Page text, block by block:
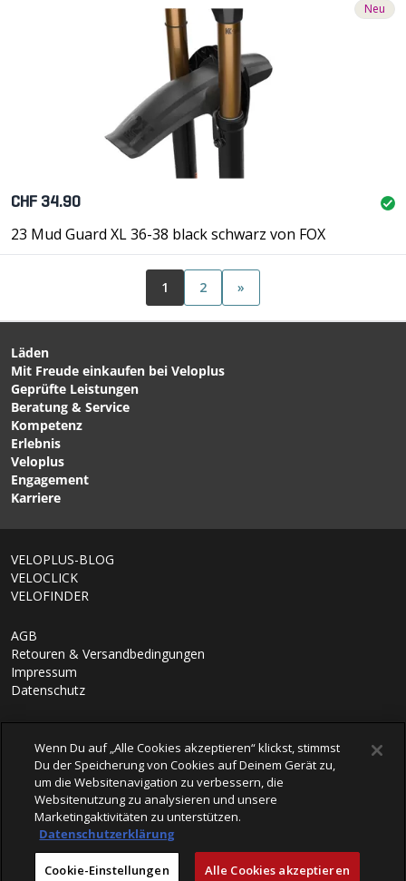
Neu
CHF 34.90
23 Mud Guard XL 36-38 black schwarz von FOX
1 2 »
Läden
Mit Freude einkaufen bei Veloplus
Geprüfte Leistungen
Beratung & Service
Kompetenz
Erlebnis
Veloplus
Engagement
Karriere
VELOPLUS-BLOG
VELOCLICK
VELOFINDER
AGB
Retouren & Versandbedingungen
Impressum
Datenschutz
powered by polynorm
Wenn Du auf „Alle Cookies akzeptieren“ klickst, stimmst
Du der Speicherung von Cookies auf Deinem Gerät zu,
um die Websitenavigation zu verbessern, die
Websitenutzung zu analysieren und unsere
Marketingaktivitäten zu unterstützen.
Datenschutzerklärung
Cookie-Einstellungen Alle Cookies akzeptieren